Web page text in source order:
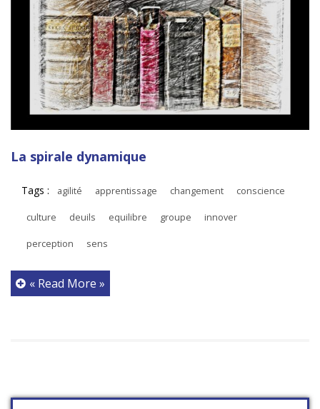
La spirale dynamique
Tags : agilité apprentissage changement conscience
culture deuils equilibre groupe innover
perception sens
« Read More »